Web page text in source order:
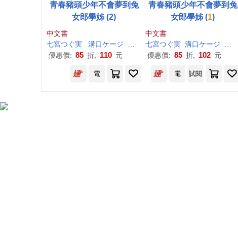
青春豬頭少年不會夢到兔
女郎學姊 (2)
中文書
七宮つ ぐ実 溝口ケージ 田 一 哈泥蛙
優惠價: 85 折, 110 元
青春豬頭少年不會夢到兔
女郎學姊 (1)
中文書
七宮つ ぐ実 溝口ケージ
優惠價: 85 折, 102 元
電 電 試閱